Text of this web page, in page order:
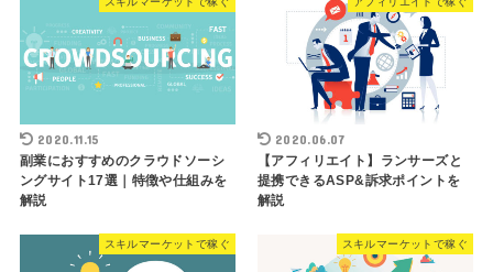
2020.11.15
副業におすすめのクラウドソーシ
ングサイト17選｜特徴や仕組みを
解説
2020.06.07
【アフィリエイト】ランサーズと
提携できるASP&訴求ポイントを
解説
スキルマーケットで稼ぐ スキルマーケットで稼ぐ